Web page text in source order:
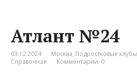
Атлант №24
03.12.2024 Москва, Подростковые клубы
Справочная
Комментарии: 0